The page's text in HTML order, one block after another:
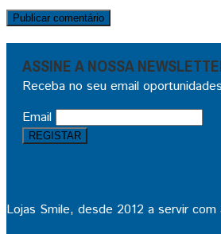
ASSINE A NOSSA
Receba no seu email
Email
Lojas Smile, desde 2012 a servir com